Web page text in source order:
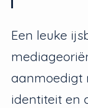
Een leuke
aanmoedigt
identiteit en